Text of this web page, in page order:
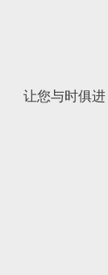
让您与时俱